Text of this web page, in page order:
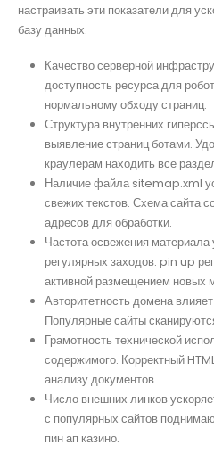
настраивать эти показатели для
базу данных.
Качество серверной
доступность ресурса для
нормальному обходу страниц.
Структура внутренних
выявление страниц ботами.
краулерам находить все
Наличие файла sitemap.xml
свежих текстов. Схема сайта
адресов для обработки.
Частота освежения
регулярных заходов. pin up
активной размещением новых
Авторитетность домена
Популярные сайты
Грамотность технической
содержимого. Корректный
анализу документов.
Число внешних линков
с популярных сайтов
пин ап казино.